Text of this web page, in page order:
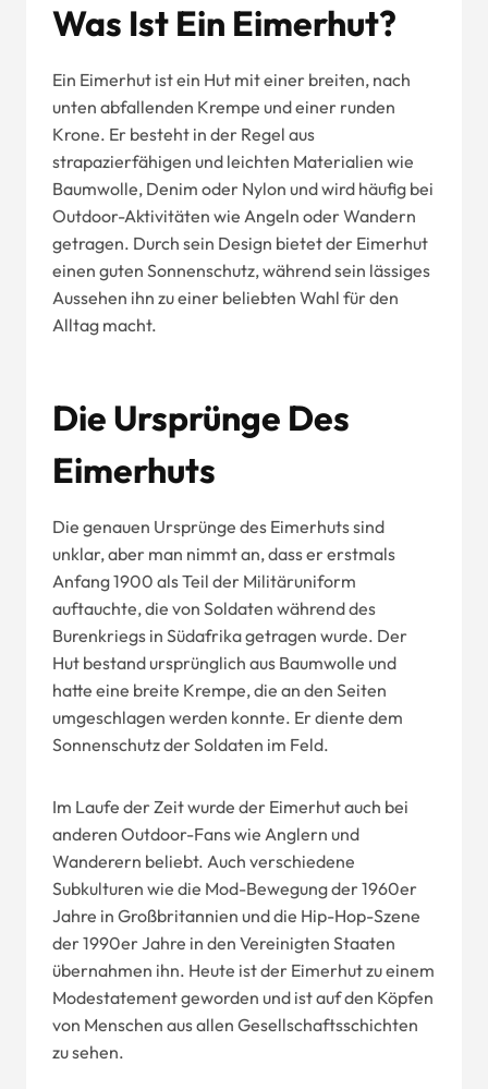
Was Ist Ein Eimerhut?
Ein Eimerhut ist ein Hut mit einer breiten, nach
unten abfallenden Krempe und einer runden
Krone. Er besteht in der Regel aus
strapazierfähigen und leichten Materialien wie
Baumwolle, Denim oder Nylon und wird häufig bei
Outdoor-Aktivitäten wie Angeln oder Wandern
getragen. Durch sein Design bietet der Eimerhut
einen guten Sonnenschutz, während sein lässiges
Aussehen ihn zu einer beliebten Wahl für den
Alltag macht.
Die Ursprünge Des
Eimerhuts
Die genauen Ursprünge des Eimerhuts sind
unklar, aber man nimmt an, dass er erstmals
Anfang 1900 als Teil der Militäruniform
auftauchte, die von Soldaten während des
Burenkriegs in Südafrika getragen wurde. Der
Hut bestand ursprünglich aus Baumwolle und
hatte eine breite Krempe, die an den Seiten
umgeschlagen werden konnte. Er diente dem
Sonnenschutz der Soldaten im Feld.
Im Laufe der Zeit wurde der Eimerhut auch bei
anderen Outdoor-Fans wie Anglern und
Wanderern beliebt. Auch verschiedene
Subkulturen wie die Mod-Bewegung der 1960er
Jahre in Großbritannien und die Hip-Hop-Szene
der 1990er Jahre in den Vereinigten Staaten
übernahmen ihn. Heute ist der Eimerhut zu einem
Modestatement geworden und ist auf den Köpfen
von Menschen aus allen Gesellschaftsschichten
zu sehen.